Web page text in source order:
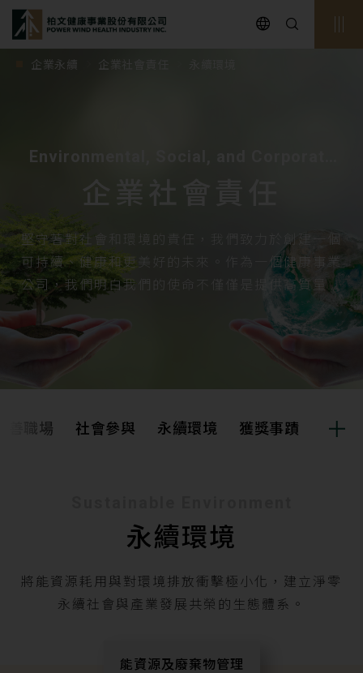
Environmental, Social, and Corporate
堅守著對社會和環境的責任，我們致力於創建一個
可持續、健康和更美好的未來。作為一個健康事業
公司，我們明白我們的使命不僅僅是提供高質量的
產品和服務，還要關心社區、環境和所有利益相關
企業永續 企業社會責任
善職場 社會參與 永續環境 獲獎事蹟
獲獎事蹟
永續環境
將能資源耗用與對環境排放衝擊極小化，建立淨零
永續社會與產業發展共榮的生態體系。
能資源及廢棄物管理